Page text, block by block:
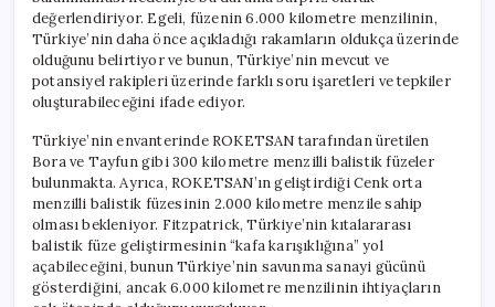
değerlendiriyor. Egeli, füzenin 6.000 kilometre menzilinin,
Türkiye’nin daha önce açıkladığı rakamların oldukça üzerinde
olduğunu belirtiyor ve bunun, Türkiye’nin mevcut ve
potansiyel rakipleri üzerinde farklı soru işaretleri ve tepkiler
oluşturabileceğini ifade ediyor.
Türkiye’nin envanterinde ROKETSAN tarafından üretilen
Bora ve Tayfun gibi 300 kilometre menzilli balistik füzeler
bulunmakta. Ayrıca, ROKETSAN’ın geliştirdiği Cenk orta
menzilli balistik füzesinin 2.000 kilometre menzile sahip
olması bekleniyor. Fitzpatrick, Türkiye’nin kıtalararası
balistik füze geliştirmesinin “kafa karışıklığına” yol
açabileceğini, bunun Türkiye’nin savunma sanayi gücünü
gösterdiğini, ancak 6.000 kilometre menzilinin ihtiyaçların